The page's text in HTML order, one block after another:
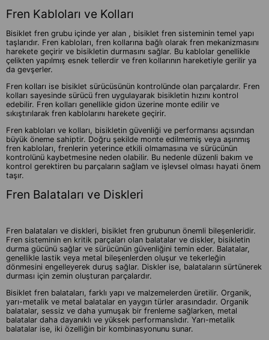
Fren Kabloları ve Kolları
Bisiklet fren grubu içinde yer alan , bisiklet fren sisteminin temel yapı
taşlarıdır. Fren kabloları, fren kollarına bağlı olarak fren mekanizmasını
harekete geçirir ve bisikletin durmasını sağlar. Bu kablolar genellikle
çelikten yapılmış esnek tellerdir ve fren kollarının hareketiyle gerilir ya
da gevşerler.
Fren kolları ise bisiklet sürücüsünün kontrolünde olan parçalardır. Fren
kolları sayesinde sürücü fren uygulayarak bisikletin hızını kontrol
edebilir. Fren kolları genellikle gidon üzerine monte edilir ve
sıkıştırılarak fren kablolarını harekete geçirir.
Fren kabloları ve kolları, bisikletin güvenliği ve performansı açısından
büyük öneme sahiptir. Doğru şekilde monte edilmemiş veya aşınmış
fren kabloları, frenlerin yeterince etkili olmamasına ve sürücünün
kontrolünü kaybetmesine neden olabilir. Bu nedenle düzenli bakım ve
kontrol gerektiren bu parçaların sağlam ve işlevsel olması hayati önem
taşır.
Fren Balataları ve Diskleri
Fren balataları ve diskleri, bisiklet fren grubunun önemli bileşenleridir.
Fren sisteminin en kritik parçaları olan balatalar ve diskler, bisikletin
durma gücünü sağlar ve sürücünün güvenliğini temin eder. Balatalar,
genellikle lastik veya metal bileşenlerden oluşur ve tekerleğin
dönmesini engelleyerek duruş sağlar. Diskler ise, balataların sürtünerek
durması için zemin oluşturan parçalardır.
Bisiklet fren balataları, farklı yapı ve malzemelerden üretilir. Organik,
yarı-metalik ve metal balatalar en yaygın türler arasındadır. Organik
balatalar, sessiz ve daha yumuşak bir frenleme sağlarken, metal
balatalar daha dayanıklı ve yüksek performanslıdır. Yarı-metalik
balatalar ise, iki özelliğin bir kombinasyonunu sunar.